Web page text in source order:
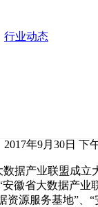
行业动态
2017年9月30日 下
据产业联盟成立
徽省大数据产业
资源服务基地”、